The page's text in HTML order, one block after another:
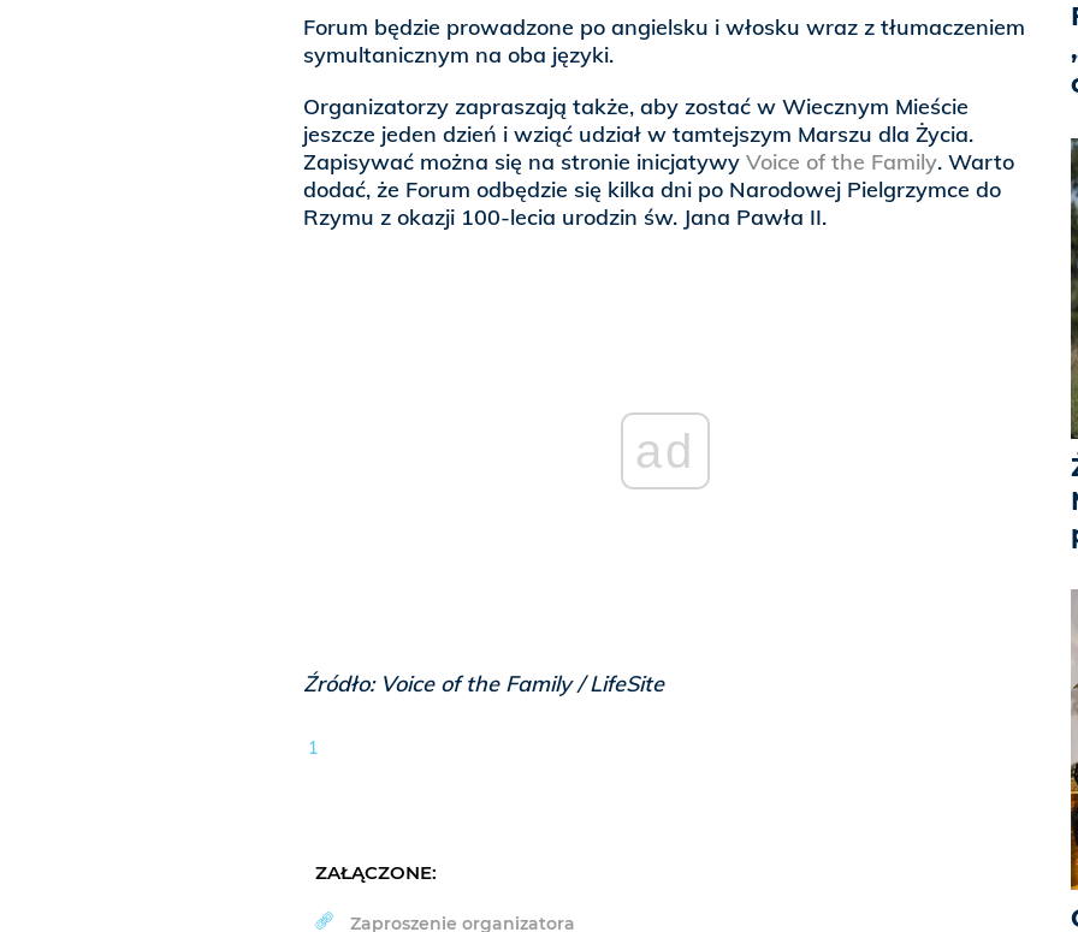
Forum będzie prowadzone po angielsku i włosku wraz z tłumaczeniem
symultanicznym na oba języki.
Organizatorzy zapraszają także, aby zostać w Wiecznym Mieście
jeszcze jeden dzień i wziąć udział w tamtejszym Marszu dla Życia.
Zapisywać można się na stronie inicjatywy Voice of the Family. Warto
dodać, że Forum odbędzie się kilka dni po Narodowej Pielgrzymce do
Rzymu z okazji 100-lecia urodzin św. Jana Pawła II.
ad
Źródło: Voice of the Family / LifeSite
1
ZAŁĄCZONE:
Zaproszenie organizatora